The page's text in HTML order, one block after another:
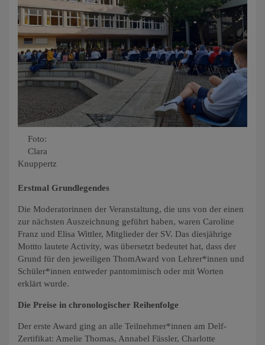
Foto:
Clara
Knuppertz
Erstmal Grundlegendes
Die Moderatorinnen der Veranstaltung, die uns von der einen
zur nächsten Auszeichnung geführt haben, waren Caroline
Franz und Elisa Wittler, Mitglieder der SV. Das diesjährige
Mottto lautete Activity, was übersetzt bedeutet hat, dass der
Grund für den jeweiligen ThomAward von Lehrer*innen und
Schüler*innen entweder pantomimisch oder mit Worten
erklärt wurde.
Die Preise in chronologischer Reihenfolge
Der erste Award ging an alle Teilnehmer*innen am Delf-
Zertifikat: Amelie Thomas, Annabel Fässler, Charlotte